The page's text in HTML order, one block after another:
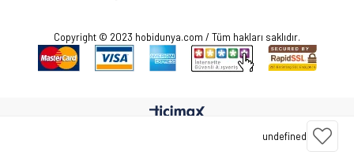
undefined
Copyright © 2023 hobidunya.com / Tüm hakları saklıdır.
Üye Girişi